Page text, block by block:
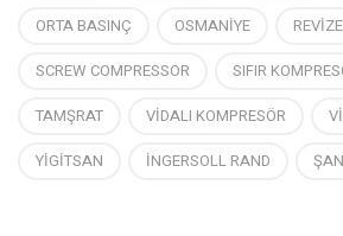
ORTA BASINÇ
OSMANİYE
REVİZE
SCREW COMPRESSOR
SIFIR
TAMŞRAT
VİDALI KOMPRESÖR
YİGİTSAN
İNGERSOLL RAND